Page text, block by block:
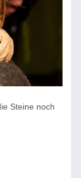
Steine noch